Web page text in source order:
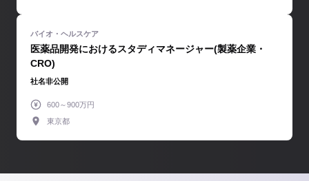
医薬品開発におけるスタディマネージャー(製薬企業・
CRO)
社名非公開
600～900万円
東京都